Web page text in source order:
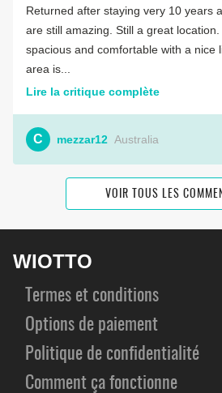
Returned after staying very 10 years
are still amazing. Still a great
spacious and comfortable with a nice
area is...
Lire la critique complète
C mezzar12 Australia
VOIR TOUS LES
WIOTTO
Termes et conditions
Options de paiement
Politique de confidentialité
Comment ça fonctionne